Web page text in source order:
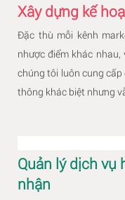
Xây dựng kế
Đặc thù mỗi kênh
nhược điểm khác
chúng tôi luôn cung
thông khác biệt nhưng
Quản lý dịch vụ
nhận